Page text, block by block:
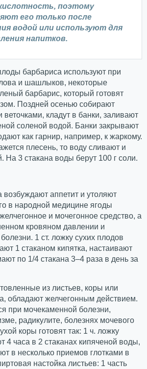
поэтому
его только после
водой или используют для
напитков.
барбариса используют при
и шашлыков, некоторые
барбарис, который готовят
Поздней осенью собирают
кладут в банки, заливают
соленой водой. Банки закрывают
как гарнир, например, к жаркому.
плесень, то воду сливают и
На 3 стакана воды берут 100 г соли.
аппетит и утоляют
в народной медицине ягоды
и мочегонное средство, а
кровяном давлении и
1 ст. ложку сухих плодов
1 стаканом кипятка, настаивают
по 1/4 стакана 3–4 раза в день за
из листьев, коры или
обладают желчегонным действием.
при мочекаменной болезни,
радикулите, болезнях мочевого
коры готовят так: 1 ч. ложку
4 часа в 2 стаканах кипяченой воды,
в несколько приемов глотками в
настойка листьев: 1 часть